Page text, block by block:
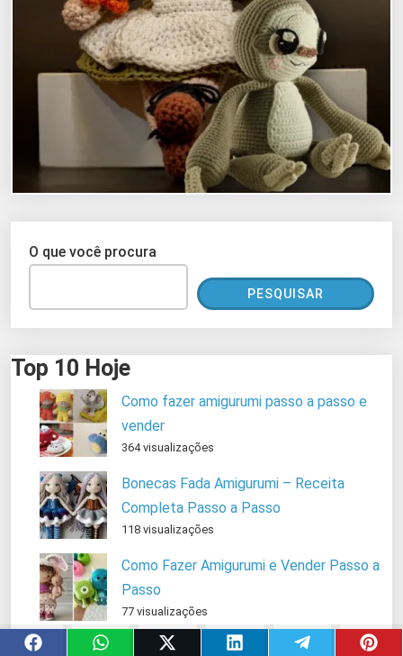
O que você procura
PESQUISAR
Top 10 Hoje
Como fazer amigurumi passo a passo e
vender
364 visualizações
Bonecas Fada Amigurumi – Receita
Completa Passo a Passo
118 visualizações
Como Fazer Amigurumi e Vender Passo a
Passo
77 visualizações
Meu primeiro amigurumi foi um fracasso